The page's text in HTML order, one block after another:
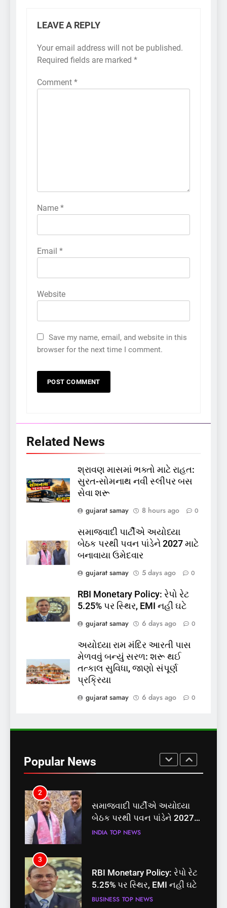
LEAVE A REPLY
Your email address will not be published.
Required fields are marked *
Comment *
Name *
Email *
Website
Save my name, email, and website in this
browser for the next time I comment.
Related News
શ્રાવણ માસમાં ભક્તો માટે રાહત:
સુરત-સોમનાથ નવી સ્લીપર બસ
સેવા શરૂ
gujarat samay
8 hours ago 0
સમાજવાદી પાર્ટીએ અયોધ્યા
બેઠક પરથી પવન પાંડેને 2027 માટે
બનાવાયા ઉમેદવાર
gujarat samay
5 days ago 0
RBI Monetary Policy: રેપો રેટ
5.25% પર સ્થિર, EMI નહીં ઘટે
gujarat samay
6 days ago 0
અયોધ્યા રામ મંદિર આરતી પાસ
મેળવવું બન્યું સરળ: શરૂ થઈ
તત્કાલ સુવિધા, જાણો સંપૂર્ણ
પ્રક્રિયા
gujarat samay
6 days ago 0
Popular News
5
સામે હારી ગયા જંગ
કોડીનારના છારા દરિયાકાંઠે પાંચ
કિશોરો ડૂબ્યા, 3નો બચાવ, 2
લાપતા
પાસપોર્ટ વેરિફિકેશન માટે હવે
પોલીસ સ્ટેશનના ધક્કામાંથી
પ્રક્રિયા બની સરળ
GUJARAT TOP NEWS
8
રાજ્યસભામાં ‘જન્મ અને મૃત્યુ
નોંધણી બિલ2026’ ધ્વનિમતથી
1
શ્રાવણ માસમાં ભક્તો માટે
રાહત: સુરત-સોમનાથ નવી
સ્લીપર બસ સેવા શરૂ
GUJARAT TOP NEWS
2
બેઠક પરથી પવન પાંડેને 2027
માટે બનાવાયા ઉમેદવાર
INDIA
3
RBI Monetary Policy: રેપો રેટ
5.25% પર સ્થિર, EMI નહીં ઘટે
BUSINESS TOP NEWS
4
અયોધ્યા રામ મંદિર આરતી પાસ
મેળવવું બન્યું સરળ: શરૂ થઈ
તત્કાલ સુવિધા, જાણો સંપૂર્ણ
INDIA TOP NEWS